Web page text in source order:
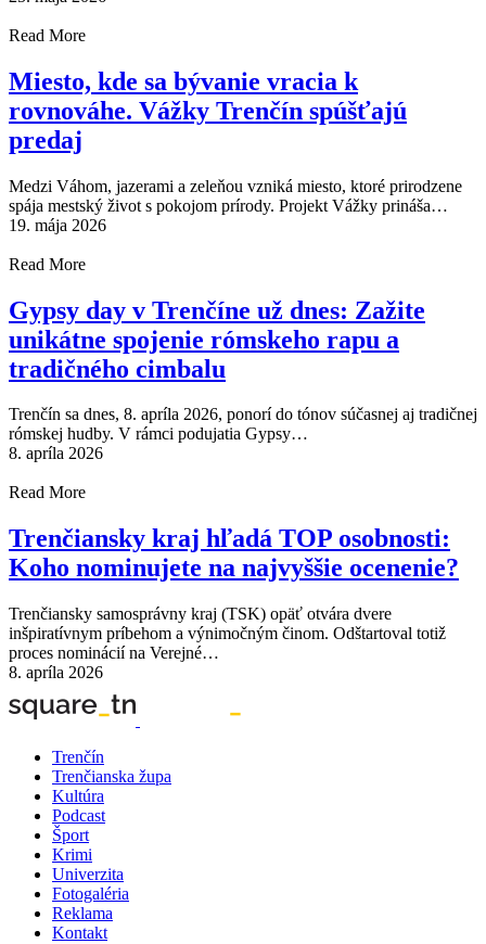
Read More
Miesto, kde sa bývanie vracia k
rovnováhe. Vážky Trenčín spúšťajú
predaj
Medzi Váhom, jazerami a zeleňou vzniká miesto, ktoré prirodzene
spája mestský život s pokojom prírody. Projekt Vážky prináša…
19. mája 2026
Read More
Gypsy day v Trenčíne už dnes: Zažite
unikátne spojenie rómskeho rapu a
tradičného cimbalu
Trenčín sa dnes, 8. apríla 2026, ponorí do tónov súčasnej aj tradičnej
rómskej hudby. V rámci podujatia Gypsy…
8. apríla 2026
Read More
Trenčiansky kraj hľadá TOP osobnosti:
Koho nominujete na najvyššie ocenenie?
Trenčiansky samosprávny kraj (TSK) opäť otvára dvere
inšpiratívnym príbehom a výnimočným činom. Odštartoval totiž
proces nominácií na Verejné…
8. apríla 2026
Trenčín
Trenčianska župa
Kultúra
Podcast
Šport
Krimi
Univerzita
Fotogaléria
Reklama
Kontakt